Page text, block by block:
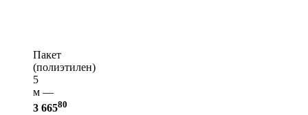
Пакет
(полиэтилен)
5
м —
3 66580